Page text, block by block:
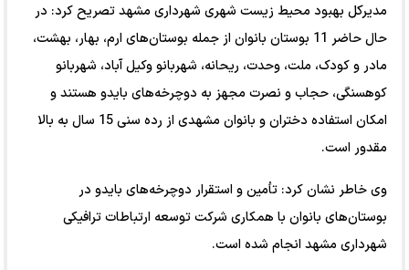
مدیرکل بهبود محیط زیست شهری شهرداری مشهد تصریح کرد: در
حال حاضر 11 بوستان بانوان از جمله بوستان‌های ارم، بهار، بهشت،
مادر و کودک، ملت، وحدت، ریحانه، شهربانو وکیل آباد، شهربانو
کوهسنگی، حجاب و نصرت مجهز به دوچرخه‌های بایدو هستند و
امکان استفاده دختران و بانوان مشهدی از رده سنی 15 سال به بالا
مقدور است.
وی خاطر نشان کرد: تأمین و استقرار دوچرخه‌های بایدو در
بوستان‌های بانوان با همکاری شرکت توسعه ارتباطات ترافیکی
شهرداری مشهد انجام شده است.